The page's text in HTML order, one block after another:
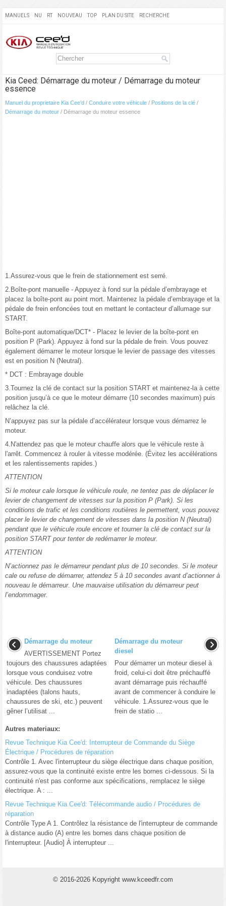
MANUELS NU RT NOUVEAU TOP PLAN DU SITE RECHERCHE
Kia Ceed: Démarrage du moteur / Démarrage du moteur
essence
Manuel du proprietaire Kia Cee'd / Conduire votre véhicule / Positions de la clé /
Démarrage du moteur / Démarrage du moteur essence
1.Assurez-vous que le frein de stationnement est serré.
2.Boîte-pont manuelle - Appuyez à fond sur la pédale d’embrayage et
placez la boîte-pont au point mort. Maintenez la pédale d’embrayage et la
pédale de frein enfoncées tout en mettant le contacteur d’allumage sur
START.
Boîte-pont automatique/DCT* - Placez le levier de la boîte-pont en
position P (Park). Appuyez à fond sur la pédale de frein. Vous pouvez
également démarrer le moteur lorsque le levier de passage des vitesses
est en position N (Neutral).
* DCT : Embrayage double
3.Tournez la clé de contact sur la position START et maintenez-la à cette
position jusqu’à ce que le moteur démarre (10 secondes maximum) puis
relâchez la clé.
N’appuyez pas sur la pédale d’accélérateur lorsque vous démarrez le
moteur.
4.N'attendez pas que le moteur chauffe alors que le véhicule reste à
l'arrêt. Commencez à rouler à vitesse modérée. (Évitez les accélérations
et les ralentissements rapides.)
ATTENTION
Si le moteur cale lorsque le véhicule roule, ne tentez pas de déplacer le
levier de changement de vitesses sur la position P (Park). Si les
conditions de trafic et les conditions routières le permettent, vous pouvez
placer le levier de changement de vitesses dans la position N (Neutral)
pendant que le véhicule roule encore et tourner la clé de contact sur la
position START pour tenter de redémarrer le moteur.
ATTENTION
N’actionnez pas le démarreur pendant plus de 10 secondes. Si le moteur
cale ou refuse de démarrer, attendez 5 à 10 secondes avant d’actionner à
nouveau le démarreur. Une mauvaise utilisation du démarreur peut
l’endommager.
Démarrage du moteur
AVERTISSEMENT Portez
toujours des chaussures adaptées
lorsque vous conduisez votre
véhicule. Des chaussures
inadaptées (talons hauts,
chaussures de ski, etc.) peuvent
gêner l’utilisat ...
Démarrage du moteur
diesel
Pour démarrer un moteur diesel à
froid, celui-ci doit être préchauffé
avant démarrage puis réchauffé
avant de commencer à conduire le
véhicule. 1.Assurez-vous que le
frein de statio ...
Autres materiaux:
Revue Technique Kia Cee'd: Interrupteur de Commande du Siège
Électrique / Procédures de réparation
Contrôle 1. Avec l′interrupteur du siège électrique dans chaque position,
assurez-vous que la continuité existe entre les bornes ci-dessous. Si la
continuité n'est pas conforme aux spécifications, remplacez le siège
électrique. A : ...
Revue Technique Kia Cee'd: Télécommande audio / Procédures de
réparation
Contrôle Type A 1. Contrôlez la résistance de l'interrupteur de commande
à distance audio (A) entre les bornes dans chaque position de
l'interrupteur. [Audio] À interrupteur ...
© 2016-2026 Kopyright www.kceedfr.com